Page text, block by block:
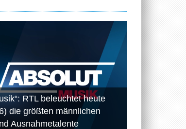
RTL beleuchtet heute
die größten männlichen
Ausnahmetalente